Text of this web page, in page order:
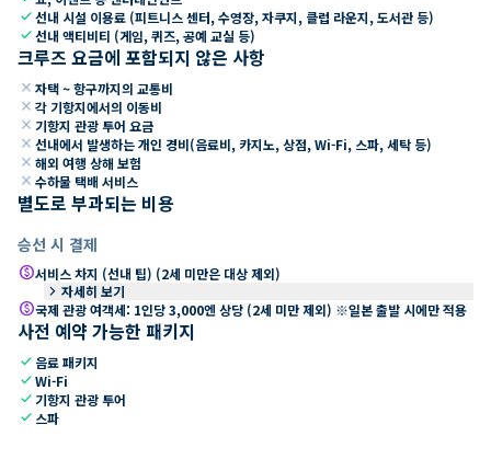
check선내 시설 이용료 (피트니스 센터, 수영장, 자쿠지, 클럽 라운지, 도서관 등)
check선내 액티비티 (게임, 퀴즈, 공예 교실 등)
크루즈 요금에 포함되지 않은 사항
close 자택 ~ 항구까지의 교통비
close 각 기항지에서의 이동비
close 기항지 관광 투어 요금
close 선내에서 발생하는 개인 경비(음료비, 카지노, 상점, Wi-Fi, 스파, 세탁 등)
close 해외 여행 상해 보험
close 수하물 택배 서비스
별도로 부과되는 비용
승선 시 결제
paid서비스 차지 (선내 팁) (2세 미만은 대상 제외)
keyboard_arrow_right 자세히 보기
paid국제 관광 여객세: 1인당 3,000엔 상당 (2세 미만 제외) ※일본 출발 시에만 적용
사전 예약 가능한 패키지
check 음료 패키지
checkWi-Fi
check 기항지 관광 투어
check 스파